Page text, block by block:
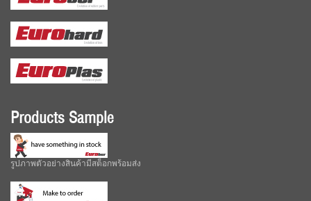
Products Sample
รูปภาพตัวอย่างสินค้ามีสต็อกพร้อมส่ง